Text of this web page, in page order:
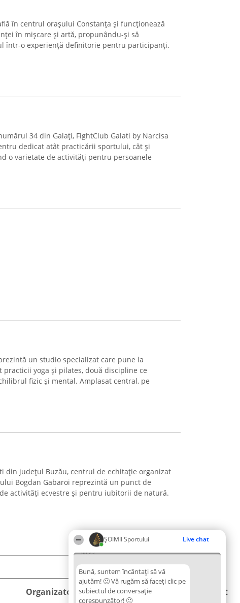
ȘOIMII Sportului Live chat
08:29
Bună, suntem încântați să vă
ajutăm! 🙂 Vă rugăm să faceți clic pe
subiectul de conversație
corespunzător! 🙂
în centrul orașului Constanța și funcționează
în mișcare și artă, propunându-și să
într-o experiență definitorie pentru participanți.
34 din Galați, FightClub Galati by Narcisa
dedicat atât practicării sportului, cât și
o varietate de activități pentru persoanele
un studio specializat care pune la
yoga și pilates, două discipline ce
fizic și mental. Amplasat central, pe
din județul Buzău, centrul de echitație organizat
Bogdan Gabaroi reprezintă un punct de
activități ecvestre și pentru iubitorii de natură.
Organizator Ranking Plebiscyt Contact